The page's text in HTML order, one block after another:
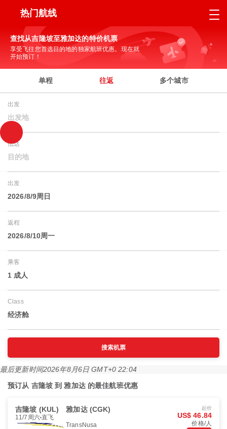
热门航线
查找从吉隆坡至雅加达的特价机票
享受飞往您首选目的地的独家航班优惠。现在就
开始预订！
单程 往返 多个城市
出发
出发地
抵达
目的地
出发
2026/8/9周日
返程
2026/8/10周一
乘客
1 成人
Class
经济舱
搜索机票
最后更新时间2026年8月6日 GMT+0 22:04
预订从 吉隆坡 到 雅加达 的最佳航班优惠
吉隆坡 (KUL) 雅加达 (CGK)
11/7周六 直飞
TransNusa
起价
US$ 46.84
价格/人